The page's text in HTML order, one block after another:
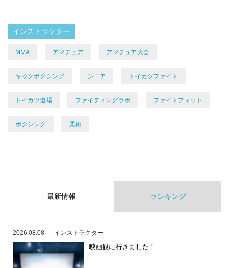
インストラクター
MMA アマチュア アマチュア大会
キックボクシング シニア トイカツファイト
トイカツ道場 ファイティングラボ ファイトフィット
ボクシング 柔術
最新情報 ランキング
2026.08.08 インストラクター
映画観に行きました！